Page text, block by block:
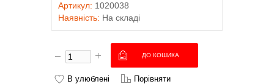
Артикул: 1020038
Наявність: На складі
В улюблені Порівняти